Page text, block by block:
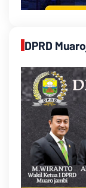
DPRD